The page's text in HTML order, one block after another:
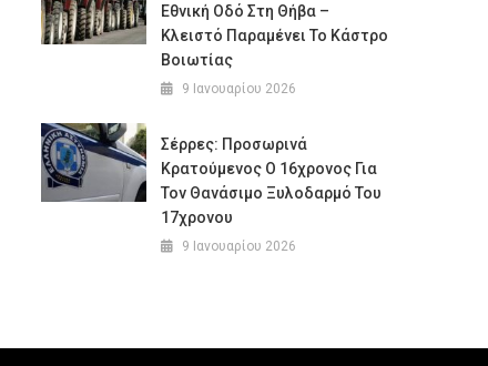
Εθνική Οδό Στη Θήβα –
Κλειστό Παραμένει Το Κάστρο
Βοιωτίας
9 Ιανουαρίου 2026
Σέρρες: Προσωρινά
Κρατούμενος Ο 16χρονος Για
Τον Θανάσιμο Ξυλοδαρμό Του
17χρονου
9 Ιανουαρίου 2026